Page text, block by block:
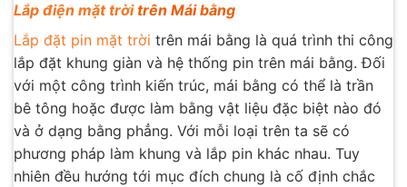
Lắp điện mặt trờitrên Mái bằng
Lắp đặt pin mặt trời trên mái bằng là quá trình thi công
lắp đặt khung giàn và hệ thống pin trên mái bằng. Đối
với một công trình kiến trúc, mái bằng có thể là trần
bê tông hoặc được làm bằng vật liệu đặc biệt nào đó
và ở dạng bằng phẳng. Với mỗi loại trên ta sẽ có
phương pháp làm khung và lắp pin khác nhau. Tuy
nhiên đều hướng tới mục đích chung là cố định chắc